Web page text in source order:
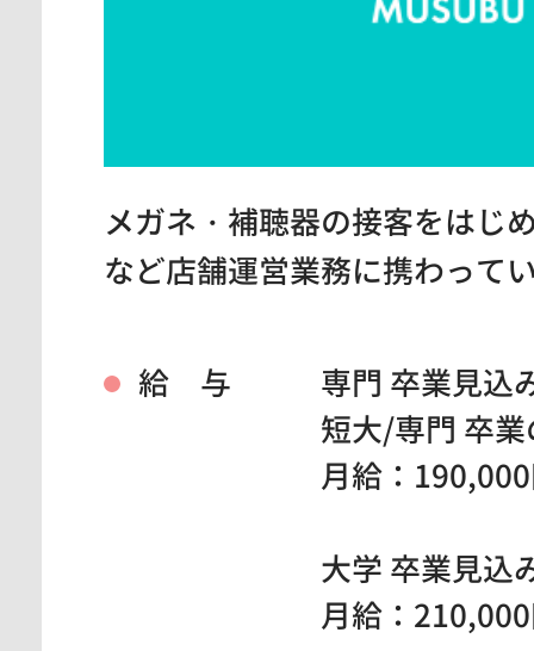
メガネ・補聴器の接客をはじ
など店舗運営業務に携わって
給 与
専門 卒業見込
短大/専門 卒
月給：
大学 卒業見込
月給：